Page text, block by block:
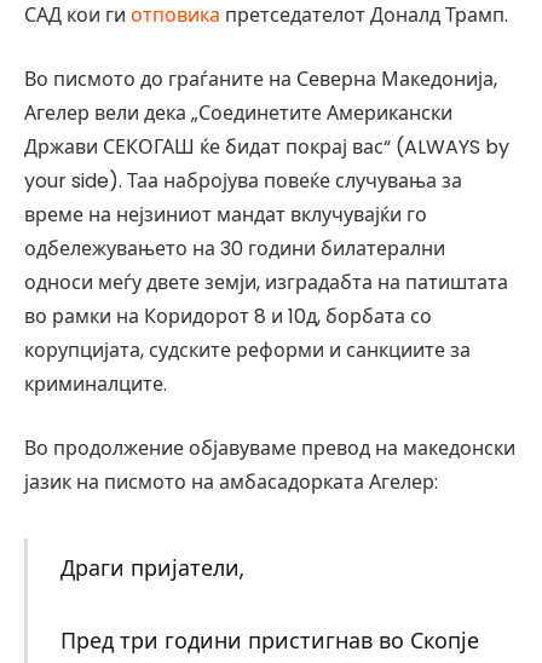
САД кои ги отповика претседателот Доналд Трамп.
Во писмото до граѓаните на Северна Македонија,
Агелер вели дека „Соединетите Американски
Држави СЕКОГАШ ќе бидат покрај вас“ (ALWAYS by
your side). Таа набројува повеќе случувања за
време на нејзиниот мандат вклучувајќи го
одбележувањето на 30 години билатерални
односи меѓу двете земји, изградабта на патиштата
во рамки на Коридорот 8 и 10д, борбата со
корупцијата, судските реформи и санкциите за
криминалците.
Во продолжение објавуваме превод на македонски
јазик на писмото на амбасадорката Агелер:
Драги пријатели,
Пред три години пристигнав во Скопје